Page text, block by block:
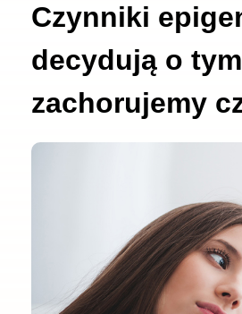
Czynniki
decydują o
zachorujemy